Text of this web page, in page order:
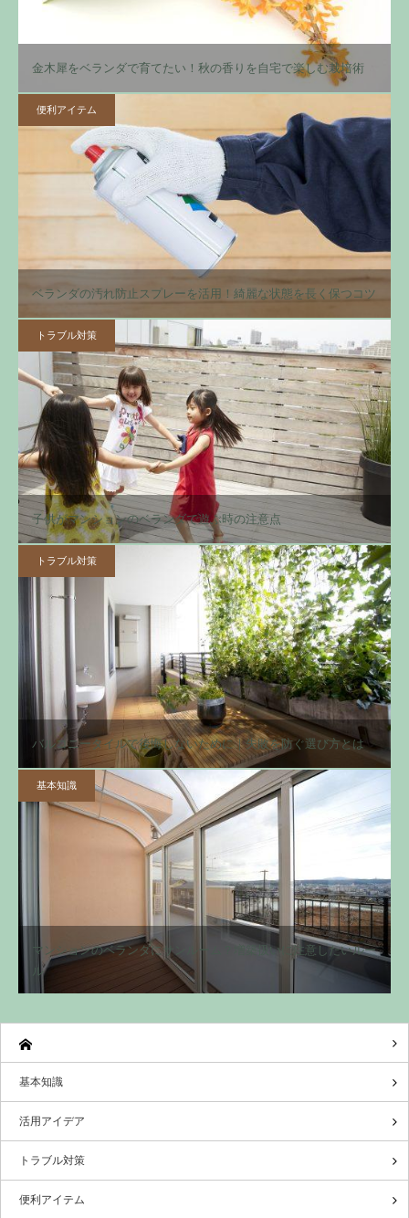
金木犀をベランダで育てたい！秋の香りを自宅で楽しむ栽培術
便利アイテム
ベランダの汚れ防止スプレーを活用！綺麗な状態を長く保つコツ
トラブル対策
子供がマンションのベランダで遊ぶ時の注意点
トラブル対策
バルコニータイルで後悔しないために｜失敗を防ぐ選び方とは
基本知識
マンションのベランダにサンルーム？増築扱いに注意したいルー
ル
基本知識
活用アイデア
トラブル対策
便利アイテム